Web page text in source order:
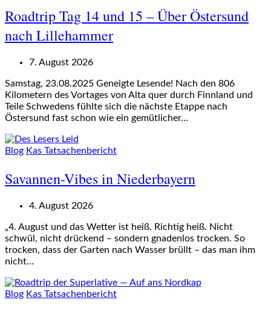
Roadtrip Tag 14 und 15 – Über Östersund
nach Lillehammer
7. August 2026
Samstag, 23.08.2025 Geneigte Lesende! Nach den 806
Kilometern des Vortages von Alta quer durch Finnland und
Teile Schwedens fühlte sich die nächste Etappe nach
Östersund fast schon wie ein gemütlicher…
Blog Kas Tatsachenbericht
Savannen-Vibes in Niederbayern
4. August 2026
„4. August und das Wetter ist heiß. Richtig heiß. Nicht
schwül, nicht drückend – sondern gnadenlos trocken. So
trocken, dass der Garten nach Wasser brüllt – das man ihm
nicht…
Blog Kas Tatsachenbericht